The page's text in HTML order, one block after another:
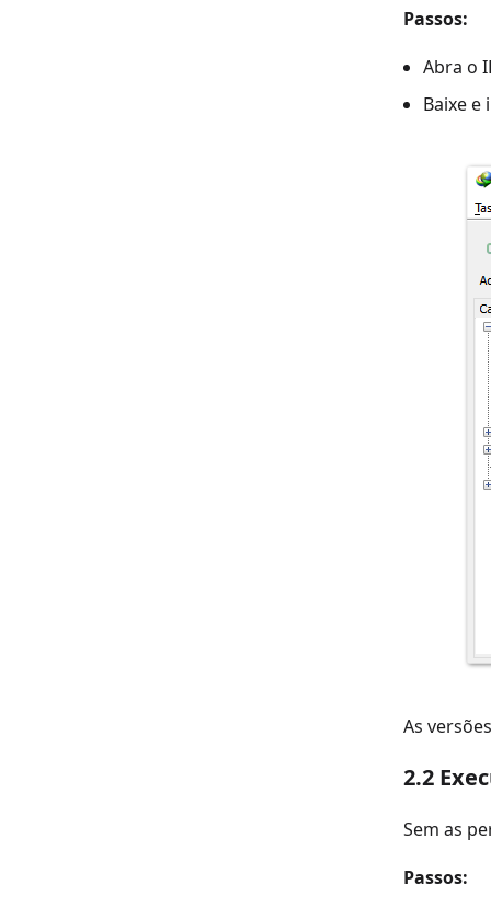
Passos:
Abra o
Baixe
As
2.2
Sem as
Passos: